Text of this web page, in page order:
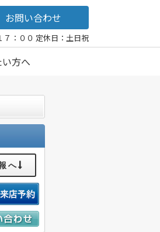
お問い合わせ
：００ 定休日：土日祝
方へ
へ